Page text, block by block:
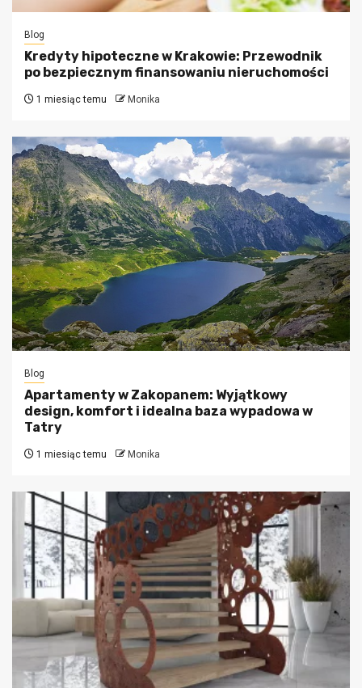
Blog
Kredyty hipoteczne w Krakowie: Przewodnik
po bezpiecznym finansowaniu nieruchomości
1 miesiąc temu Monika
Blog
Apartamenty w Zakopanem: Wyjątkowy
design, komfort i idealna baza wypadowa w
Tatry
1 miesiąc temu Monika